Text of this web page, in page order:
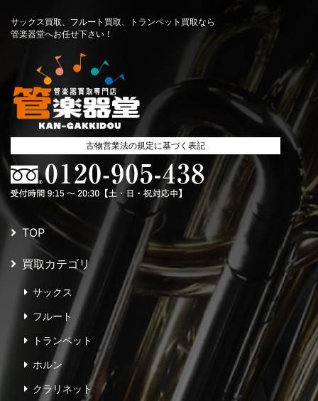
サックス買取、フルート買取、トランペット買取なら
管楽器堂へお任せ下さい！
古物営業法の規定に基づく表記
TOP
買取カテゴリ
サックス
フルート
トランペット
ホルン
クラリネット